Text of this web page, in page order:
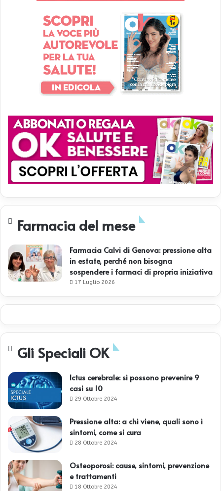
Farmacia del mese
Farmacia Calvi di Genova: pressione alta
in estate, perché non bisogna
sospendere i farmaci di propria iniziativa
17 Luglio 2026
Gli Speciali OK
Ictus cerebrale: si possono prevenire 9
casi su 10
29 Ottobre 2024
Pressione alta: a chi viene, quali sono i
sintomi, come si cura
28 Ottobre 2024
Osteoporosi: cause, sintomi, prevenzione
e trattamenti
18 Ottobre 2024